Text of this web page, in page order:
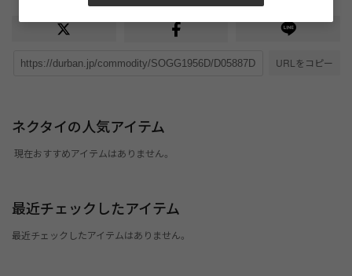
URLをコピー
ネクタイの人気アイテム
現在おすすめアイテムはありません。
最近チェックしたアイテム
最近チェックしたアイテムはありません。